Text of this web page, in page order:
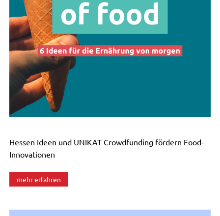
Hessen Ideen und UNIKAT Crowdfunding fördern Food-
Innovationen
mehr erfahren